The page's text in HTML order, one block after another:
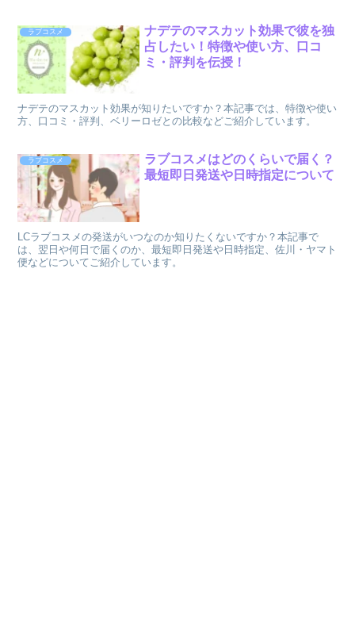
ラブコスメ
ナデテのマスカット効果で彼を独
占したい！特徴や使い方、口コ
ミ・評判を伝授！
ナデテのマスカット効果が知りたいですか？本記事では、特徴や使い
方、口コミ・評判、ベリーロゼとの比較などご紹介しています。
ラブコスメ
ラブコスメはどのくらいで届く？
最短即日発送や日時指定について
LCラブコスメの発送がいつなのか知りたくないですか？本記事で
は、翌日や何日で届くのか、最短即日発送や日時指定、佐川・ヤマト
便などについてご紹介しています。